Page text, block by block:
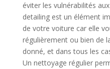
éviter les vulnérabilités
detailing est un élément
de votre voiture car elle
régulièrement ou bien de
donné, et dans tous les
Un nettoyage régulier